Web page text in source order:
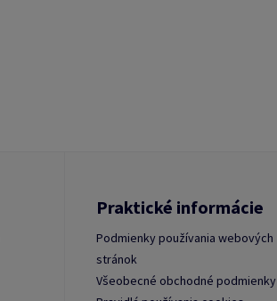
Praktické informácie
Podmienky používania webových
stránok
Všeobecné obchodné podmienky